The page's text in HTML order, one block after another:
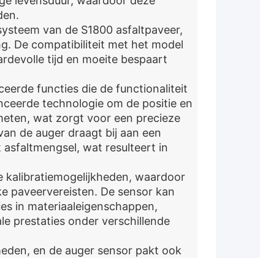
van de S1800 asfaltpaveer,
De compatibiliteit met het model
tijd en moeite bespaart
functies die de functionaliteit
technologie om de positie en
wat zorgt voor een precieze
de auger draagt bij aan een
wat resulteert in
kalibratiemogelijkheden, waardoor
paveervereisten. De sensor kan
in materiaaleigenschappen,
prestaties onder verschillende
en de auger sensor pakt ook